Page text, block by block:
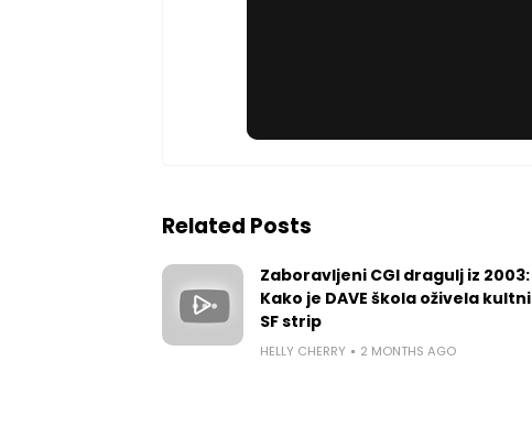
Related Posts
Zaboravljeni CGI dragulj iz 2003:
Kako je DAVE škola oživela kultni
SF strip
HELLY CHERRY 2 MONTHS AGO